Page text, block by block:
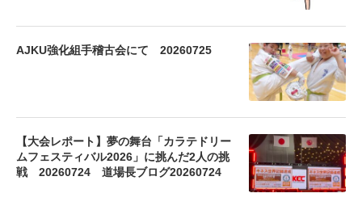
AJKU強化組手稽古会にて 20260725
【大会レポート】夢の舞台「カラテドリー
ムフェスティバル2026」に挑んだ2人の挑
戦 20260724 道場長ブログ20260724